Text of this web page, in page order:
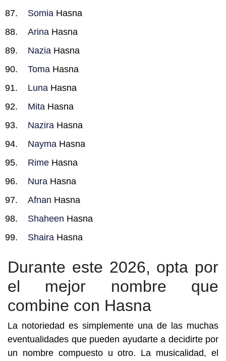
Somia Hasna
Arina Hasna
Nazia Hasna
Toma Hasna
Luna Hasna
Mita Hasna
Nazira Hasna
Nayma Hasna
Rime Hasna
Nura Hasna
Afnan Hasna
Shaheen Hasna
Shaira Hasna
Durante este 2026, opta por
el mejor nombre que
combine con Hasna
La notoriedad es simplemente una de las muchas
eventualidades que pueden ayudarte a decidirte por
un nombre compuesto u otro. La musicalidad, el